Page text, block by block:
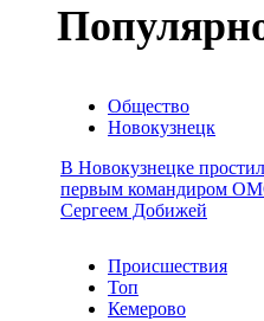
Общество
Новокузнецк
В Новокузнецке
первым командиром
Сергеем Добижей
Происшествия
Топ
Кемерово